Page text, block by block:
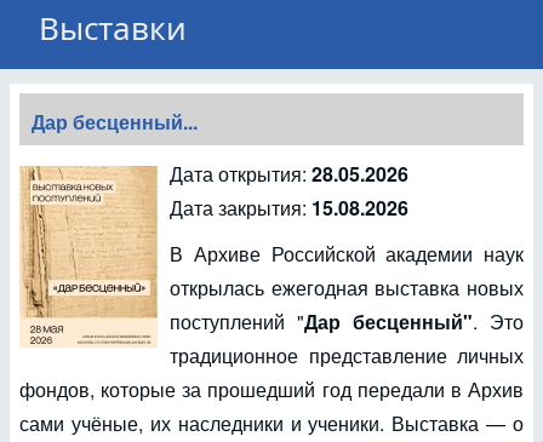
Выставки
Дар бесценный...
Дата открытия: 28.05.2026
Дата закрытия: 15.08.2026
В Архиве Российской академии наук
открылась ежегодная выставка новых
поступлений "Дар бесценный". Это
традиционное представление личных
фондов, которые за прошедший год передали в Архив
сами учёные, их наследники и ученики. Выставка — о